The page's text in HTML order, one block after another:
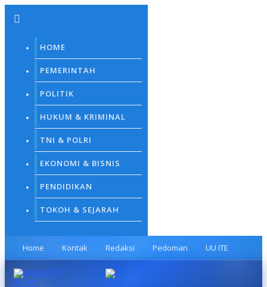
HOME
PEMERINTAH
POLITIK
HUKUM & KRIMINAL
TNI & POLRI
EKONOMI & BISNIS
PENDIDIKAN
TOKOH & SEJARAH
Home Kontak Redaksi Pedoman UU ITE